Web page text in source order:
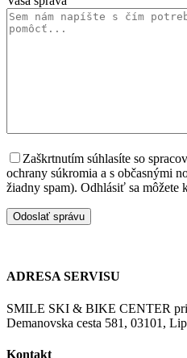
Zaškrtnutím súhlasíte so
ochrany súkromia a s občasnými
žiadny spam). Odhlásiť sa môžete
ADRESA SERVISU
SMILE SKI & BIKE CENTER pri
Demanovska cesta 581, 03101,
Kontakt